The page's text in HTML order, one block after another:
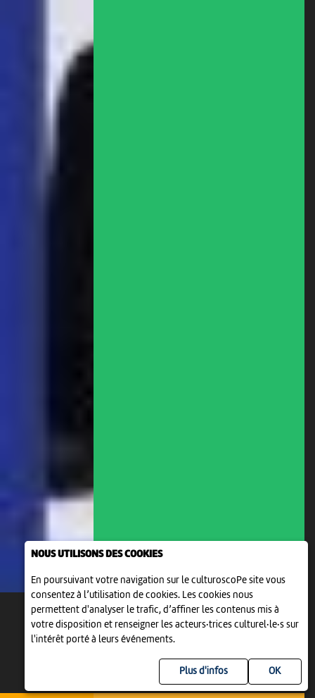
NOUS UTILISONS DES COOKIES
En poursuivant votre navigation sur le culturoscoPe site vous
consentez à l’utilisation de cookies. Les cookies nous
permettent d'analyser le trafic, d’affiner les contenus mis à
votre disposition et renseigner les acteurs·trices culturel·le·s sur
l'intérêt porté à leurs événements.
Plus d'infos